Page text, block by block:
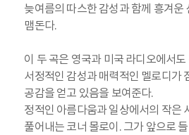
늦여름의 따스한 감성과 함께 흥겨운
맴돈다.
이 두 곡은 영국과 미국 라디오에서도
서정적인 감성과 매력적인 멜로디가
공감을 얻고 있음을 보여준다.
정적인 아름다움과 일상에서의 작은
풀어내는 코너 몰로이. 그가 앞으로